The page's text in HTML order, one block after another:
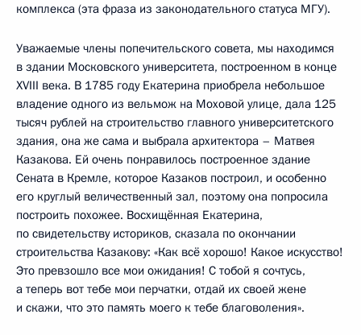
комплекса (эта фраза из законодательного статуса МГУ).
Уважаемые члены попечительского совета, мы находимся
в здании Московского университета, построенном в конце
XVIII века. В 1785 году Екатерина приобрела небольшое
владение одного из вельмож на Моховой улице, дала 125
тысяч рублей на строительство главного университетского
здания, она же сама и выбрала архитектора – Матвея
Казакова. Ей очень понравилось построенное здание
Сената в Кремле, которое Казаков построил, и особенно
его круглый величественный зал, поэтому она попросила
построить похожее. Восхищённая Екатерина,
по свидетельству историков, сказала по окончании
строительства Казакову: «Как всё хорошо! Какое искусство!
Это превзошло все мои ожидания! С тобой я сочтусь,
а теперь вот тебе мои перчатки, отдай их своей жене
и скажи, что это память моего к тебе благоволения».